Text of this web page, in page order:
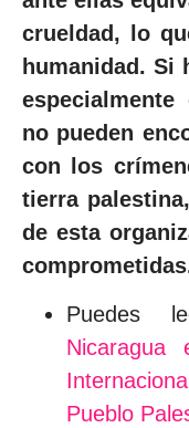
crueldad, lo
humanidad. Si
no pueden
con los
tierra
de esta
Puedes
Pueblo